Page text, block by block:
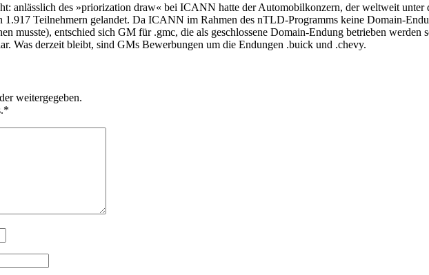
anlässlich des »priorization draw« bei ICANN hatte der Automobilkonzern, der weltweit
Teilnehmern gelandet. Da ICANN im Rahmen des nTLD-Programms keine Domain-
musste), entschied sich GM für .gmc, die als geschlossene Domain-Endung betrieben
Was derzeit bleibt, sind GMs Bewerbungen um die Endungen .buick und .chevy.
weitergegeben.
*